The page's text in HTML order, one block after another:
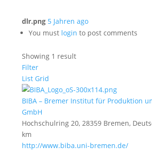
dlr.png 5 Jahren ago
You must login to post comments
Showing 1 result
Filter
List Grid
BIBA – Bremer Institut für Produktion
GmbH
Hochschulring 20, 28359 Bremen,
km
http://www.biba.uni-bremen.de/